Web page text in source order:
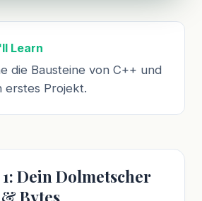
Learn
die Bausteine von C++ und
erstes Projekt.
Dein Dolmetscher
Bytes